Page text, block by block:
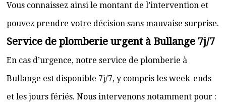
Vous connaissez ainsi le montant de l’intervention et
pouvez prendre votre décision sans mauvaise surprise.
Service de plomberie urgent à Bullange 7j/7
En cas d’urgence, notre service de plomberie à
Bullange est disponible 7j/7, y compris les week-ends
et les jours fériés. Nous intervenons notamment pour :